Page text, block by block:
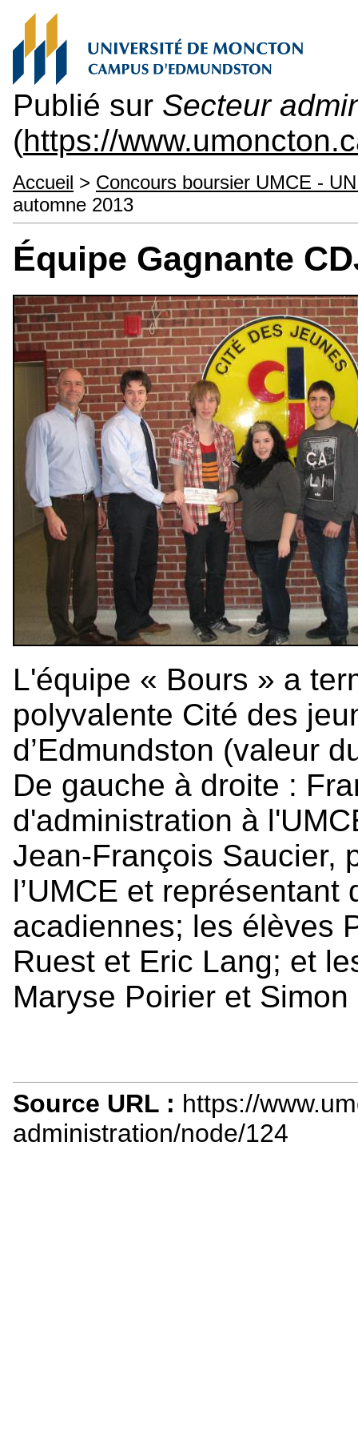
Publié sur Secteur
(https://
Accueil > Concours boursier UMCE -
automne 2013
Équipe Gagnante
L'équipe « Bours » a
polyvalente Cité des
d’Edmundston (valeur
De gauche à droite :
d'administration à
Jean-François Saucier,
l’UMCE et
acadiennes; les élèves
Ruest et Eric Lang; et
Maryse Poirier et
Source URL : https://
administration/node/124